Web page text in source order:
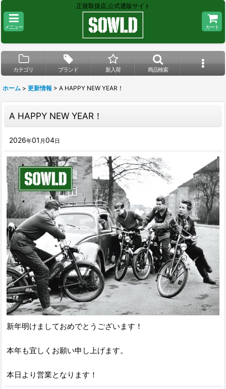
正規取扱店,公式通販サイト
メニュー カート
カテゴリ ブランド 新入荷 商品検索
ホーム > 更新情報 > A HAPPY NEW YEAR！
A HAPPY NEW YEAR！
2026年01 月 04日
新年明けましておめでとうございます！
本年も宜しくお願い申し上げます。
本日より営業となります！